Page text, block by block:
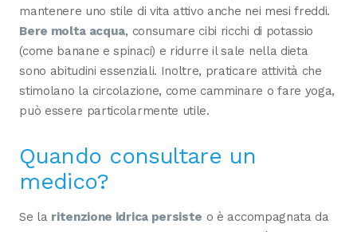
mantenere uno stile di vita attivo anche nei mesi freddi.
Bere molta acqua, consumare cibi ricchi di potassio
(come banane e spinaci) e ridurre il sale nella dieta
sono abitudini essenziali. Inoltre, praticare attività che
stimolano la circolazione, come camminare o fare yoga,
può essere particolarmente utile.
Quando consultare un
medico?
Se la ritenzione idrica persiste o è accompagnata da